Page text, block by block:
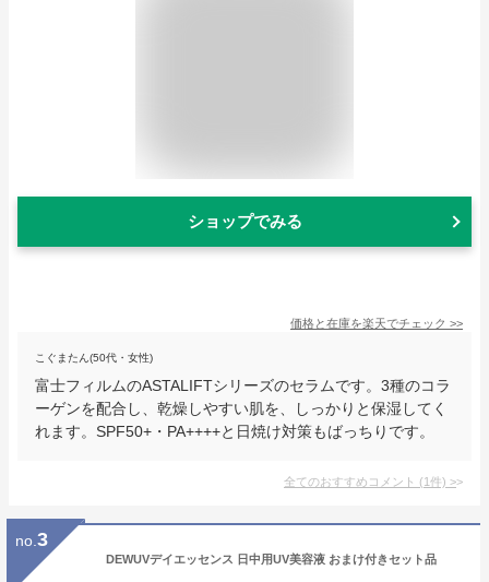
ショップでみる
価格と在庫を楽天でチェック >>
こぐまたん(50代・女性)
富士フィルムのASTALIFTシリーズのセラムです。3種のコラ
ーゲンを配合し、乾燥しやすい肌を、しっかりと保湿してく
れます。SPF50+・PA++++と日焼け対策もばっちりです。
全てのおすすめコメント (1件) >
no. 3
DEWUVデイエッセンス 日中用UV美容液 おまけ付きセット品